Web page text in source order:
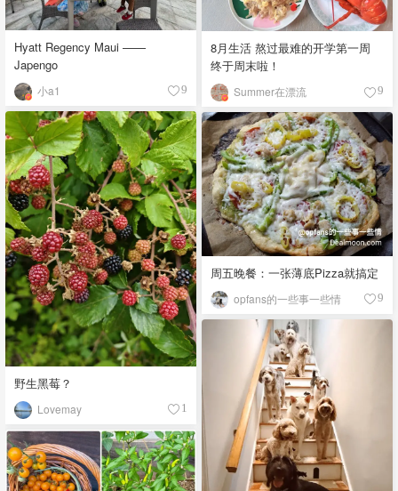
Hyatt Regency Maui ——
Japengo
小a1 9
8月生活 熬过最难的开学第一周
终于周末啦！
Summer在漂流 9
野生黑莓？
Lovemay 1
周五晚餐：一张薄底Pizza就搞定
opfans的一些事一些情 9